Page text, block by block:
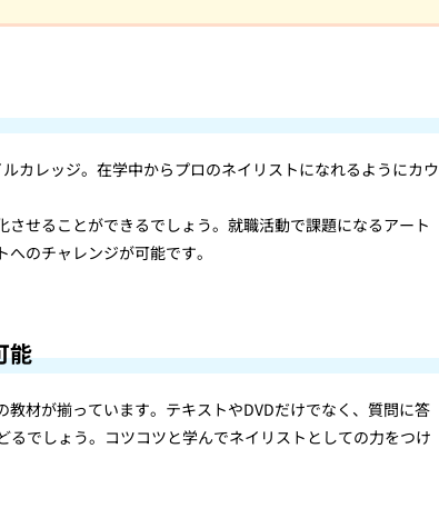
カレッジ。在学中からプロのネイリストになれるようにカウ
せることができるでしょう。就職活動で課題になるアート
のチャレンジが可能です。
能
材が揃っています。テキストやDVDだけでなく、質問に答
でしょう。コツコツと学んでネイリストとしての力をつけ